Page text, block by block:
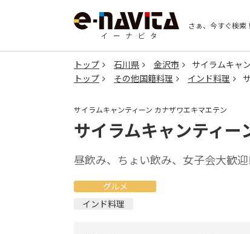
さぁ、今すぐ検索！
トップ 石川県 金沢市
サイラムキャ
トップ
その他国籍料理 インド料理
サイラムキャンティーン カナザワエキマエテン
サイラムキャンティー
昼飲み、ちょい飲み、女子会大歓
グルメ
インド料理